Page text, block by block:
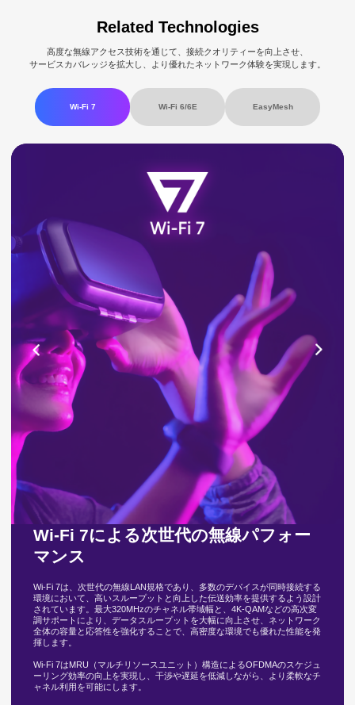
Related Technologies
高度な無線アクセス技術を通じて、接続クオリティーを向上させ、
サービスカバレッジを拡大し、より優れたネットワーク体験を実現します。
Wi-Fi 7 Wi-Fi 6/6E EasyMesh
Wi-Fi 7による次世代の無線パフォー
マンス
Wi-Fi 7は、次世代の無線LAN規格であり、多数のデバイスが同時接続する
環境において、高いスループットと向上した伝送効率を提供するよう設計
されています。最大320MHzのチャネル帯域幅と、4K-QAMなどの高次変
調サポートにより、データスループットを大幅に向上させ、ネットワーク
全体の容量と応答性を強化することで、高密度な環境でも優れた性能を発
揮します。
Wi-Fi 7はMRU（マルチリソースユニット）構造によるOFDMAのスケジュ
ーリング効率の向上を実現し、干渉や遅延を低減しながら、より柔軟なチ
ャネル利用を可能にします。